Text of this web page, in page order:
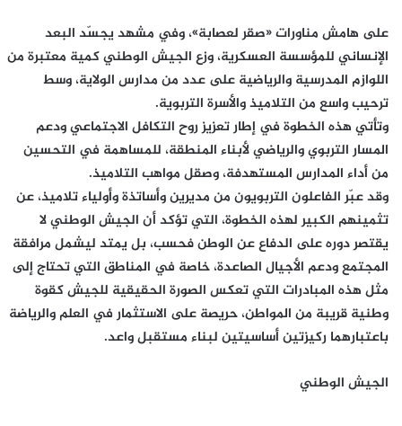
على هامش مناورات «صقر لعصابة»، وفي مشهد يجسّد البعد
الإنساني للمؤسسة العسكرية، وزع الجيش الوطني كمية معتبرة من
اللوازم المدرسية والرياضية على عدد من مدارس الولاية، وسط
ترحيب واسع من التلاميذ والأسرة التربوية.
وتأتي هذه الخطوة في إطار تعزيز روح التكافل الاجتماعي ودعم
المسار التربوي والرياضي لأبناء المنطقة، للمساهمة في التحسين
من أداء المدارس المستهدفة، وصقل مواهب التلاميذ.
وقد عبّر الفاعلون التربويون من مديرين وأساتذة وأولياء تلاميذ، عن
تثمينهم الكبير لهذه الخطوة، التي تؤكد أن الجيش الوطني لا
يقتصر دوره على الدفاع عن الوطن فحسب، بل يمتد ليشمل مرافقة
المجتمع ودعم الأجيال الصاعدة، خاصة في المناطق التي تحتاج إلى
مثل هذه المبادرات التي تعكس الصورة الحقيقية للجيش كقوة
وطنية قريبة من المواطن، حريصة على الاستثمار في العلم والرياضة
باعتبارهما ركيزتين أساسيتين لبناء مستقبل واعد.
الجيش الوطني